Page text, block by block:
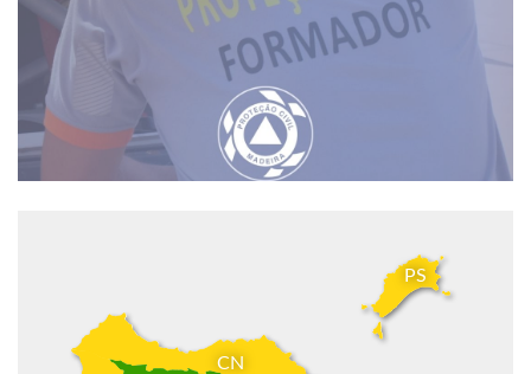
CN
PS